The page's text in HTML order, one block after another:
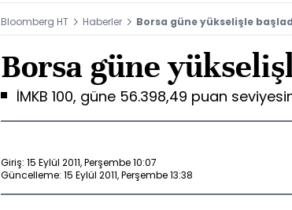
Bloomberg HT Haberler Borsa güne yükselişle
Borsa güne
İMKB 100, güne 56.398,49 puan
Giriş: 15 Eylül 2011, Perşembe 10:07
Güncelleme: 15 Eylül 2011, Perşembe 13:38